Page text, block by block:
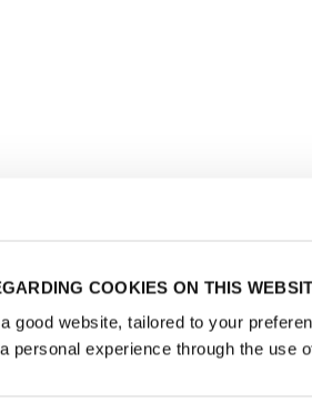
COOKIES ON THIS
good website, tailored to your
personal experience through the use